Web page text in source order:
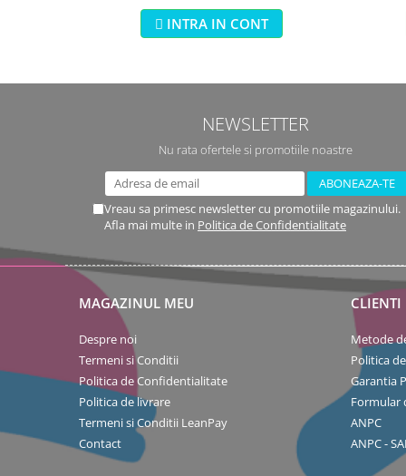
INTRA IN CONT
NEWSLETTER
Nu rata ofertele si promotiile noastre
Vreau sa primesc newsletter cu promotiile magazinului.
Afla mai multe in Politica de Confidentialitate
MAGAZINUL MEU
Despre noi
Termeni si Conditii
Politica de Confidentialitate
Politica de livrare
Termeni si Conditii LeanPay
Contact
CLIENTI
Metode
Politica
Garantia
Formular
ANPC
ANPC -